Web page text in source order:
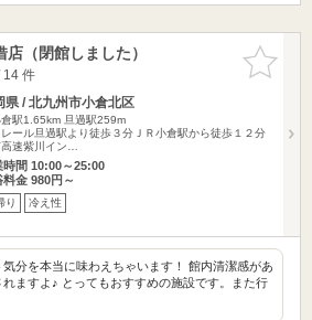
お気に入
りに追加
（閉館しました）
件
県 / 北九州市小倉北区
駅1.65km 旦過駅259m
ール旦過駅より徒歩３分ＪＲ小倉駅から徒歩１２分
速紫川イン…
時間 10:00～25:00
料金 980円～
り 冷え性
気分を本当に味わえちゃいます！ 館内清潔感があ
れますよ♪ とってもおすすめの施設です。また行